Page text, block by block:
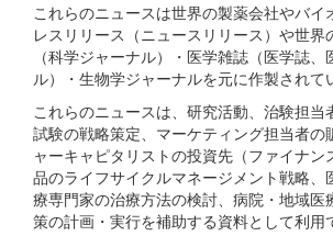
これらのニュースは世界の製薬会社やバイ
レスリリース（ニュースリリース）や世界
（科学ジャーナル）・医学雑誌（医学誌、
ル）・生物学ジャーナルを元に作製されて
これらのニュースは、研究活動、治験担当
試験の戦略策定、マーケティング担当者の
ャーキャピタリストの投資先（ファイナン
品のライフサイクルマネージメント戦略、
療専門家の治療方法の検討、病院・地域医
策の計画・実行を補助する資料として利用